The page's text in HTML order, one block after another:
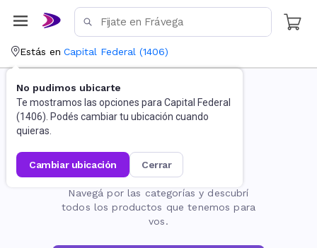
Estás en Capital Federal (1406)
No pudimos ubicarte
Te mostramos las opciones para Capital Federal
(1406). Podés cambiar tu ubicación cuando
quieras.
cambiar ubicación cerrar
La página no existe
Navegá por las categorías y descubrí
todos los productos que tenemos para
vos.